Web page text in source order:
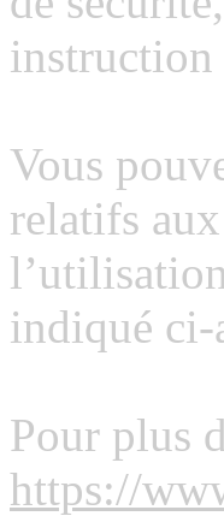
instruction
Vous
relatifs
indiqué ci-
Pour plus
https://